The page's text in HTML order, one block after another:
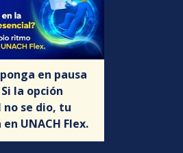
en pausa
la opción
no se dio, tu
UNACH Flex.